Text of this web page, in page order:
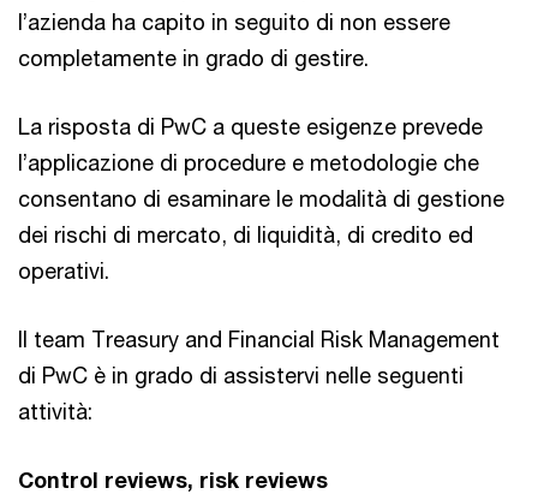
l’azienda ha capito in seguito di non essere
completamente in grado di gestire.
La risposta di PwC a queste esigenze prevede
l’applicazione di procedure e metodologie che
consentano di esaminare le modalità di gestione
dei rischi di mercato, di liquidità, di credito ed
operativi.
Il team Treasury and Financial Risk Management
di PwC è in grado di assistervi nelle seguenti
attività:
Control reviews, risk reviews